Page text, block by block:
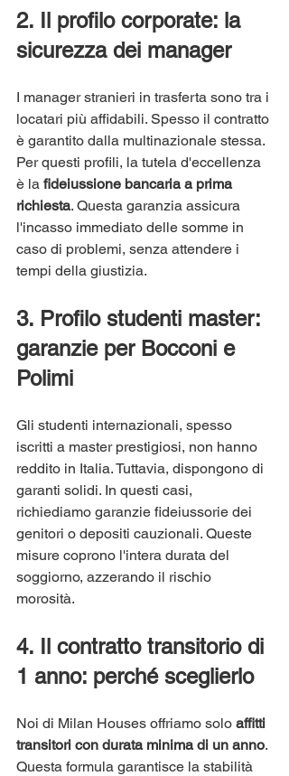
2. Il profilo corporate: la
sicurezza dei manager
I manager stranieri in trasferta sono tra i
locatari più affidabili. Spesso il contratto
è garantito dalla multinazionale stessa.
Per questi profili, la tutela d'eccellenza
è la fideiussione bancaria a prima
richiesta. Questa garanzia assicura
l'incasso immediato delle somme in
caso di problemi, senza attendere i
tempi della giustizia.
3. Profilo studenti master:
garanzie per Bocconi e
Polimi
Gli studenti internazionali, spesso
iscritti a master prestigiosi, non hanno
reddito in Italia. Tuttavia, dispongono di
garanti solidi. In questi casi,
richiediamo garanzie fideiussorie dei
genitori o depositi cauzionali. Queste
misure coprono l'intera durata del
soggiorno, azzerando il rischio
morosità.
4. Il contratto transitorio di
1 anno: perché sceglierlo
Noi di Milan Houses offriamo solo affitti
transitori con durata minima di un anno.
Questa formula garantisce la stabilità